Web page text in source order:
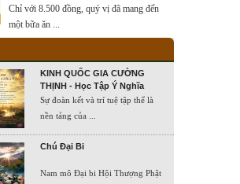
Chỉ với 8.500 đồng, quý vị đã mang đến
một bữa ăn ...
KINH QUỐC GIA CƯỜNG
THỊNH - Học Tập Ý Nghĩa
Sự đoàn kết và trí tuệ tập thể là
nền tảng của ...
Chú Đại Bi
Nam mô Đại bi Hội Thượng Phật